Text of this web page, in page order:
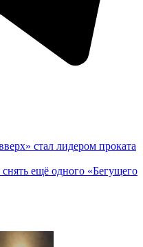
стал лидером проката
ещё одного «Бегущего